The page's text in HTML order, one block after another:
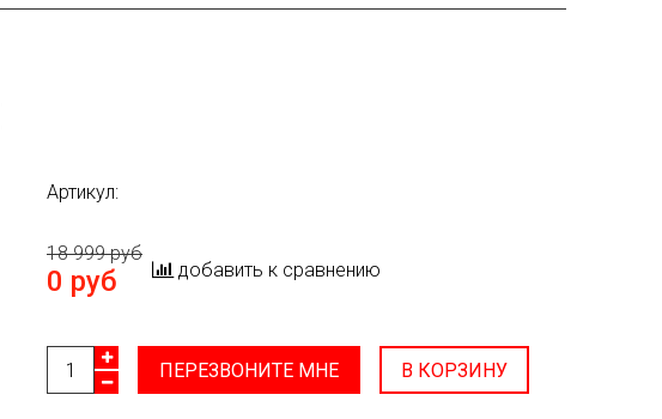
Артикул:
18 999 руб
0 руб добавить к сравнению
ПЕРЕЗВОНИТЕ МНЕ В КОРЗИНУ